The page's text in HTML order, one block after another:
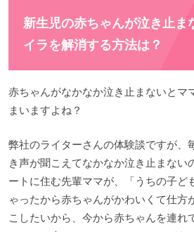
新生児の赤ちゃんが泣き止ま
イラを解消する方法は？
赤ちゃんがなかなか泣き止まないとマ
まいますよね？
弊社のライターさんの体験談ですが、
き声が聞こえてなかなか泣き止まない
ートに住む先輩ママが、「うちの子ど
ゃったから赤ちゃんがかわいくて仕方
こしたいから、今から赤ちゃんを連れ